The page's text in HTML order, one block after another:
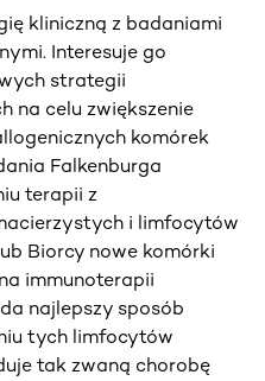
kliniczną z badaniami
Interesuje go
strategii
na celu zwiększenie
komórek
Falkenburga
terapii z
i limfocytów
Biorcy nowe komórki
immunoterapii
najlepszy sposób
tych limfocytów
tak zwaną chorobę